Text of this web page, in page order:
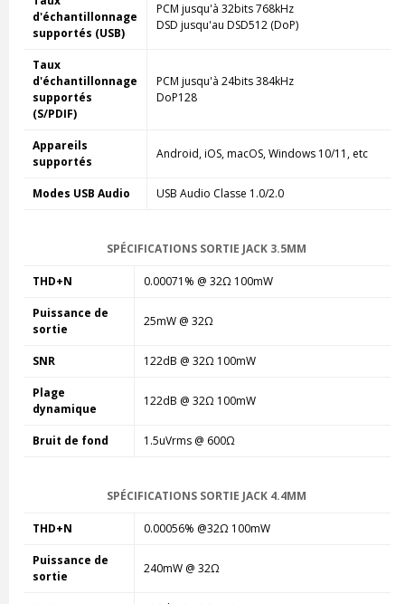
d'échantillonnage
supportés (USB)
PCM jusqu'à 32bits 768kHz
DSD jusqu'au DSD512 (DoP)
Taux
d'échantillonnage
supportés
(S/PDIF)
PCM jusqu'à 24bits 384kHz
DoP128
Appareils
supportés
Android, iOS, macOS, Windows 10/11, etc
Modes USB Audio USB Audio Classe 1.0/2.0
SPÉCIFICATIONS SORTIE JACK 3.5MM
THD+N 0.00071% @ 32Ω 100mW
Puissance de
sortie
25mW @ 32Ω
SNR 122dB @ 32Ω 100mW
Plage
dynamique
122dB @ 32Ω 100mW
Bruit de fond 1.5uVrms @ 600Ω
SPÉCIFICATIONS SORTIE JACK 4.4MM
THD+N 0.00056% @32Ω 100mW
Puissance de
sortie
240mW @ 32Ω